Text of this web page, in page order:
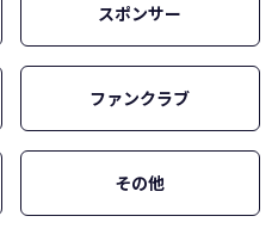
スポンサー
ファンクラブ
その他